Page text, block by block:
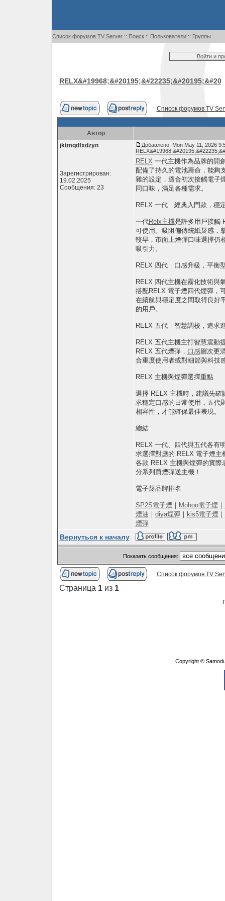
Список форумов TV Server:: Поиск:: Пользователи:: Группы
Войти и
RELX&#19968;&#20195;&#22235;&#20195;&#20
Список форумов TV
Автор
jktmqdfxdzyn
Зарегистрирован:
19.02.2025
Сообщения: 23
Добавлено: Mon May 11, 2026
RELX 一代主機作為品牌的開
配備了持久的電池壽命，能夠
雜的設定，適合初次接觸電子
同口味，滿足各種需求。
RELX 一代｜經典入門款，穩
一代Relx主機是許多用戶接觸
可使用。吸阻偏傳統紙菸感，
較早，市面上煙彈口味選擇仍
吸引力。
RELX 四代｜口感升級，平衡
RELX 四代主機在霧化技術與
搭配RELX 電子煙四代煙彈，
在續航與穩定度之間取得良好
的用戶。
RELX 五代｜智慧調校，追求
RELX 五代主機主打智慧震動
RELX 五代煙彈， 口感層次更
合重度使用者或對細節與科技
RELX 主機與煙彈選擇重點
選擇 RELX 主機時，建議先確
求穩定口感的日常使用，五代
相容性，才能確保最佳表現。
總結
RELX 一代、四代與五代各有
求選擇對應的 RELX 電子煙主
各款 RELX 主機與煙彈的實際
分系列買煙彈送主機！
電子菸品牌排名
SP2S電子煙 ｜ Mohoo電子煙 ｜
煙油 ｜ diya煙彈｜ kis5電子煙 ｜
煙彈
Вернуться к началу
Показать сообщения:
Список форумов TV
Страница 1из 1
Copyright ©